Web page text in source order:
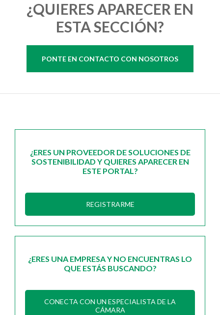
¿QUIERES APARECER EN
ESTA SECCIÓN?
PONTE EN CONTACTO CON NOSOTROS
¿ERES UN PROVEEDOR DE SOLUCIONES DE
SOSTENIBILIDAD Y QUIERES APARECER EN
ESTE PORTAL?
REGISTRARME
¿ERES UNA EMPRESA Y NO ENCUENTRAS LO
QUE ESTÁS BUSCANDO?
CONECTA CON UN ESPECIALISTA DE LA
CÁMARA